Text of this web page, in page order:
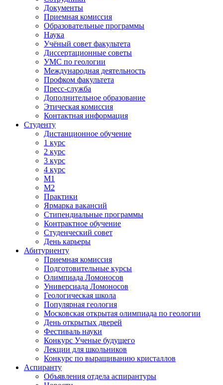
Документы
Приемная комиссия
Образовательные программы
Наука
Учёный совет факультета
Диссертационные советы
УМС по геологии
Международная деятельность
Профком факультета
Пресс-служба
Дополнительное образование
Этическая комиссия
Контактная информация
Студенту
Дистанционное обучение
1 курс
2 курс
3 курс
4 курс
М1
М2
Практики
Ярмарка вакансий
Стипендиальные программы
Контрактное обучение
Студенческий совет
День карьеры
Абитуриенту
Приемная комиссия
Подготовительные курсы
Олимпиада Ломоносов
Универсиада Ломоносов
Геологическая школа
Популярная геология
Московская открытая олимпиада по геологии
День открытых дверей
Фестиваль науки
Конкурс Ученые будущего
Лекции для школьников
Конкурс по выращиванию кристаллов
Аспиранту
Объявления отдела аспирантуры